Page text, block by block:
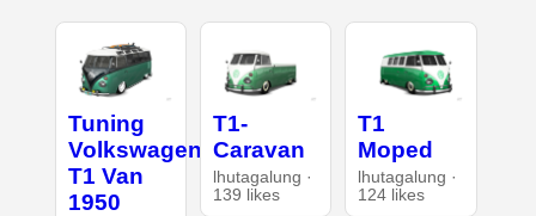
Tuning
Volkswagen
T1 Van
1950
T1-
Caravan
lhutagalung ·
139 likes
T1
Moped
lhutagalung ·
124 likes